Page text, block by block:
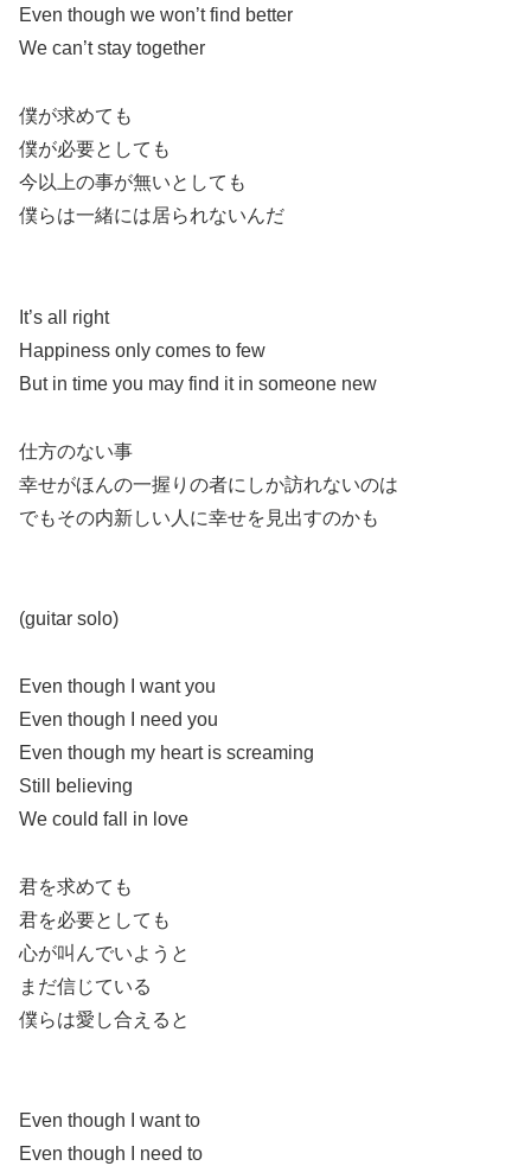
Even though we won’t find better
We can’t stay together
僕が求めても
僕が必要としても
今以上の事が無いとしても
僕らは一緒には居られないんだ
It’s all right
Happiness only comes to few
But in time you may find it in someone new
仕方のない事
幸せがほんの一握りの者にしか訪れないのは
でもその内新しい人に幸せを見出すのかも
(guitar solo)
Even though I want you
Even though I need you
Even though my heart is screaming
Still believing
We could fall in love
君を求めても
君を必要としても
心が叫んでいようと
まだ信じている
僕らは愛し合えると
Even though I want to
Even though I need to